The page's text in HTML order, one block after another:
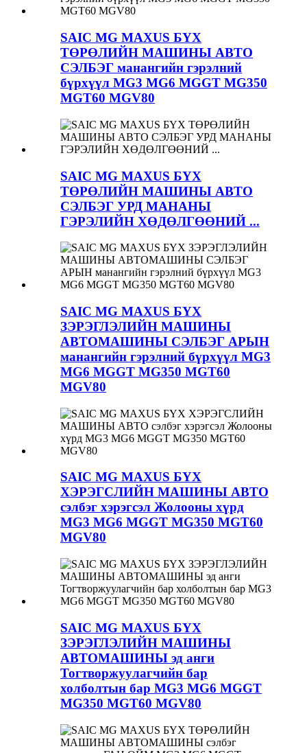
SAIC MG MAXUS БҮХ
ТӨРӨЛИЙН МАШИНЫ АВТО
СЭЛБЭГ манангийн гэрэлний
бүрхүүл MG3 MG6 MGGT MG350
MGT60 MGV80
SAIC MG MAXUS БҮХ
ТӨРӨЛИЙН МАШИНЫ АВТО
СЭЛБЭГ УРД МАНАНЫ
ГЭРЭЛИЙН ХӨДӨЛГӨӨНИЙ ...
SAIC MG MAXUS БҮХ
ЗЭРЭГЛЭЛИЙН МАШИНЫ
АВТОМАШИНЫ СЭЛБЭГ АРЫН
манангийн гэрэлний бүрхүүл MG3
MG6 MGGT MG350 MGT60
MGV80
SAIC MG MAXUS БҮХ
ХЭРЭГСЛИЙН МАШИНЫ АВТО
сэлбэг хэрэгсэл Жолооны хүрд
MG3 MG6 MGGT MG350 MGT60
MGV80
SAIC MG MAXUS БҮХ
ЗЭРЭГЛЭЛИЙН МАШИНЫ
АВТОМАШИНЫ эд анги
Тогтворжуулагчийн бар
холболтын бар MG3 MG6 MGGT
MG350 MGT60 MGV80